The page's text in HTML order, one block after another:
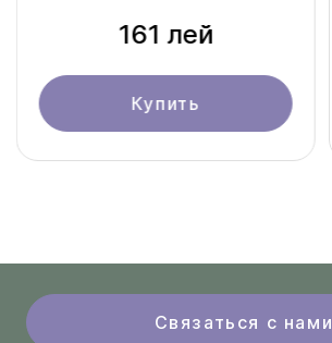
161 лей
Купить
Связаться с нами